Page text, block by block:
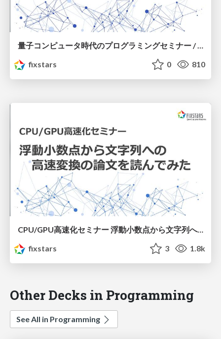
量子コンピュータ時代のプログラミングセミナー / 20230216_Amplify_seminar _production_planning_optimization
fixstars
0 810
CPU/GPU高速化セミナー 浮動小数点から文字列への高速変換の論文を読んでみた / cpugpu acceleration seminar 20230201
fixstars
3 1.8k
Other Decks in Programming
See All in Programming